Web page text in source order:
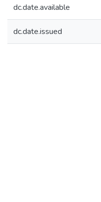
dc.date.available
dc.date.issued